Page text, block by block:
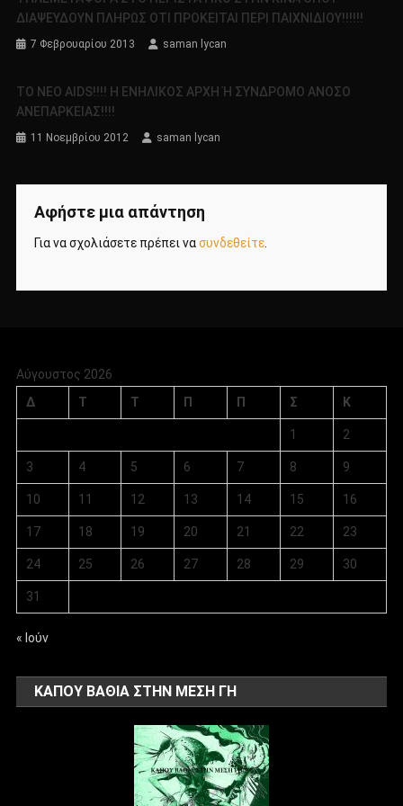
ΔΙΑΨΕΥΔΟΥΝ ΠΛΗΡΩΣ ΟΤΙ ΠΡΟΚΕΙΤΑΙ ΠΕΡΙ ΠΑΙΧΝΙΔΙΟΥ!!!!!!
7 Φεβρουαρίου 2013 saman lycan
TO NEO ΑΙDS!!!! Η ΕΝΗΛΙΚΟΣ ΑΡΧΗ Ή ΣΥΝΔΡΟΜΟ ΑΝΟΣΟ
ΑΝΕΠΑΡΚΕΙΑΣ!!!!
11 Νοεμβρίου 2012 saman lycan
Αφήστε μια απάντηση
Για να σχολιάσετε πρέπει νασυνδεθείτε.
Αύγουστος 2026
Δ
Τ Τ Π Π Σ Κ
1 2
3 4 5 6 7 8 9
10 11 12 13 14 15 16
17 18 19 20 21 22 23
24 25 26 27 28 29 30
31
« Ιούν
ΚΑΠΟΥ ΒΑΘΙΑ ΣΤΗΝ ΜΕΣΗ ΓΗ